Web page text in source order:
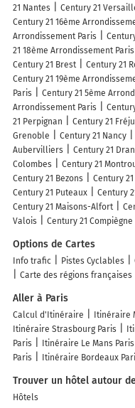
21 Nantes
Century 21
Century 21 16ème
Arrondissement Paris
21 18ème Arrondissement Paris
Century 21 Brest
Century 21
Century 21 19ème
Paris
Century 21 5ème
Arrondissement Paris
21 Perpignan
Century 21
Grenoble
Century 21 Nancy
Aubervilliers
Century 21
Colombes
Century 21
Century 21 Bezons
Century
Century 21 Puteaux
Century
Century 21 Maisons-Alfort
Valois
Century 21 Compiègne
Options de Cartes
Info trafic Pistes Cyclables
Carte des régions françaises
Aller à Paris
Calcul d'Itinéraire Itinéraire
Itinéraire Strasbourg Paris
Paris
Itinéraire Le Mans Paris
Paris
Itinéraire Bordeaux
Trouver un hôtel autour
Hôtels